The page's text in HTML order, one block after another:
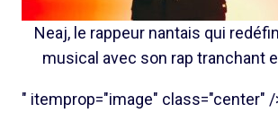
Neaj, le rappeur nantais qui
musical avec son rap tranchant
" itemprop="image" class="center" /